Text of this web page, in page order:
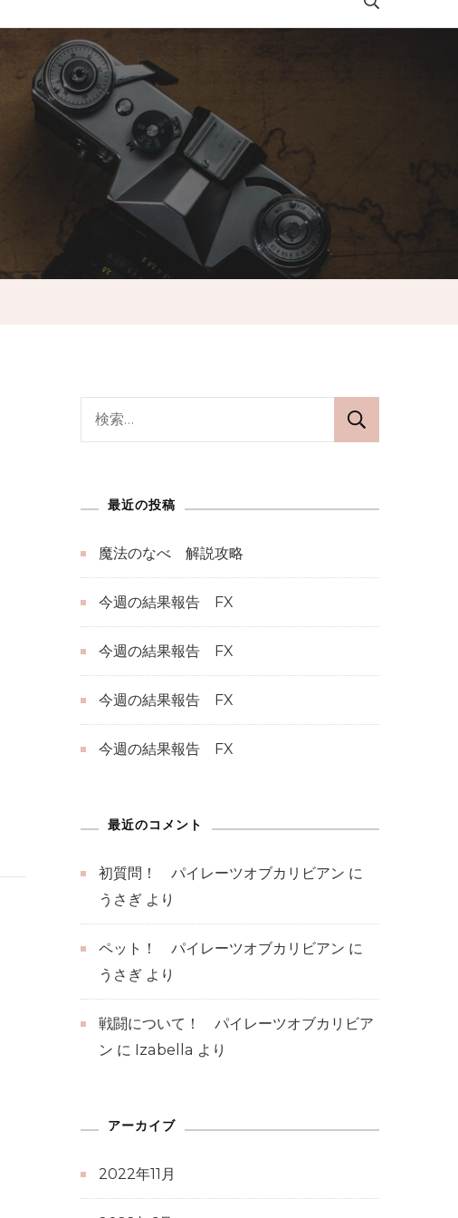
最近の投稿
魔法のなべ 解説攻略
今週の結果報告 FX
今週の結果報告 FX
今週の結果報告 FX
今週の結果報告 FX
最近のコメント
初質問！ パイレーツオブカリビアン に
うさぎ より
ペット！ パイレーツオブカリビアン に
うさぎ より
戦闘について！ パイレーツオブカリビア
ン に Izabella より
アーカイブ
2022年11月